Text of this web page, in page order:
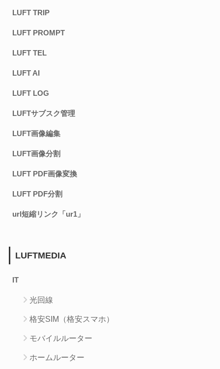
LUFT TRIP
LUFT PROMPT
LUFT TEL
LUFT AI
LUFT LOG
LUFTサブスク管理
LUFT画像編集
LUFT画像分割
LUFT PDF画像変換
LUFT PDF分割
url短縮リンク「ur1」
LUFTMEDIA
IT
光回線
格安SIM（格安スマホ）
モバイルルーター
ホームルーター